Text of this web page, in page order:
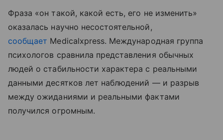
Фраза «он такой, какой есть, его не изменить»
оказалась научно несостоятельной,
сообщает Medicalxpress. Международная группа
психологов сравнила представления обычных
людей о стабильности характера с реальными
данными десятков лет наблюдений — и разрыв
между ожиданиями и реальными фактами
получился огромным.